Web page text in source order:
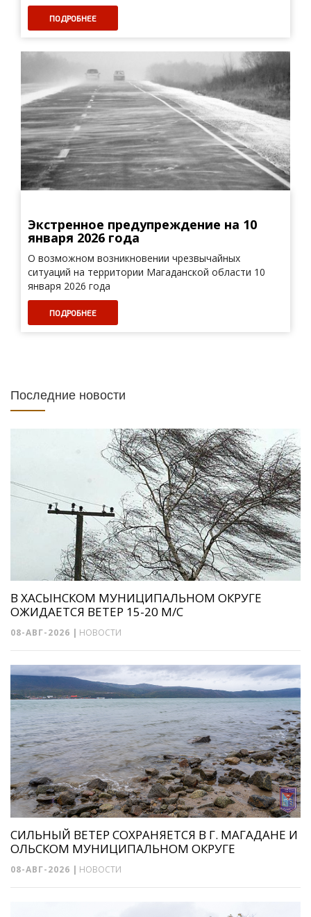
ПОДРОБНЕЕ
Экстренное предупреждение на 10
января 2026 года
О возможном возникновении чрезвычайных
ситуаций на территории Магаданской области 10
января 2026 года
ПОДРОБНЕЕ
Последние новости
В ХАСЫНСКОМ МУНИЦИПАЛЬНОМ ОКРУГЕ
ОЖИДАЕТСЯ ВЕТЕР 15-20 М/С
08-АВГ-2026 | НОВОСТИ
СИЛЬНЫЙ ВЕТЕР СОХРАНЯЕТСЯ В Г. МАГАДАНЕ И
ОЛЬСКОМ МУНИЦИПАЛЬНОМ ОКРУГЕ
08-АВГ-2026 | НОВОСТИ